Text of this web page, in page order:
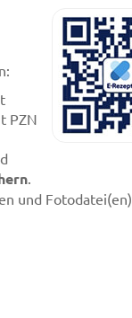
PZN
und Fotodatei(en)